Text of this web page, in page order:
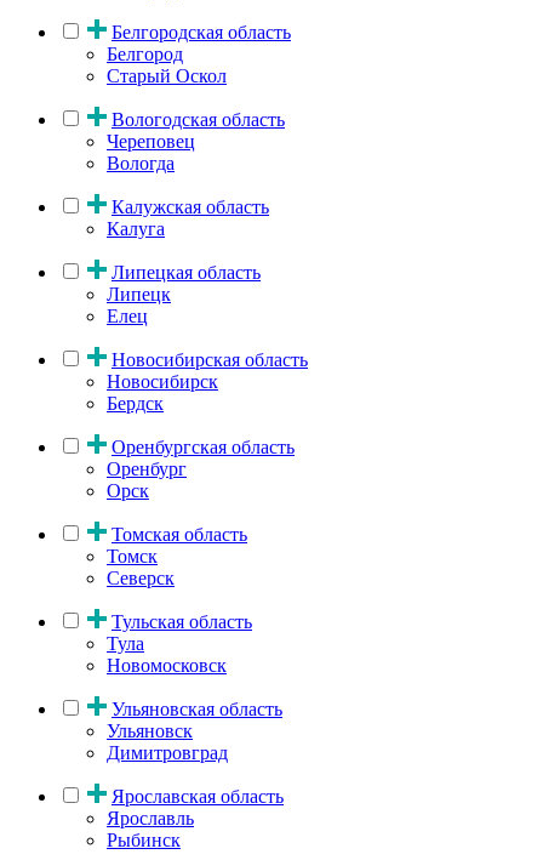
Белгородская область
Белгород
Старый Оскол
Вологодская область
Череповец
Вологда
Калужская область
Калуга
Липецкая область
Липецк
Елец
Новосибирская область
Новосибирск
Бердск
Оренбургская область
Оренбург
Орск
Томская область
Томск
Северск
Тульская область
Тула
Новомосковск
Ульяновская область
Ульяновск
Димитровград
Ярославская область
Ярославль
Рыбинск